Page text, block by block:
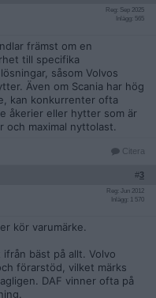
Reg: Sep 2025
Inlägg: 565
främst om en
till specifika
såsom Volvos
Även om Scania har hög
kan konkurrenter ofta
åkerier eller hytter som är
och maximal nyttolast.
Citera
#3
Reg: Jun 2012
Inlägg: 1 570
kör varumärke.
ifrån bäst på allt. Volvo
förarstöd, vilket märks
DAF vinner ofta på